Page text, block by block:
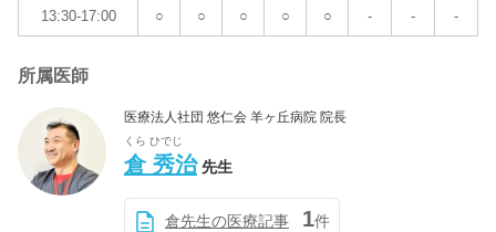
13:30-17:00 ○ ○ ○ ○ ○ - - -
所属医師
医療法人社団 悠仁会 羊ヶ丘病院 院長
くら ひでじ
倉 秀治 先生
倉先生の医療記事 1件